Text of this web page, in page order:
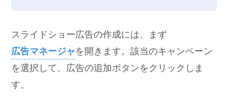
スライドショー広告の作成には、まず
広告マネージャを開きます。該当のキャンペーン
を選択して、広告の追加ボタンをクリックしま
す。